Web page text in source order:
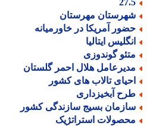
مهرستان
آمریکا در خاورمیانه
ایتالیا
گوندوزی
هلال احمر گلستان
تالاب های کشور
آبخیزداری
بسیج سازندگی کشور
استراتژیک